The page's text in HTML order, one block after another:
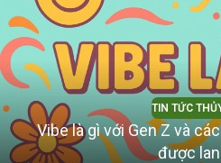
TIN TỨC
Vibe là gì với Gen Z và
được